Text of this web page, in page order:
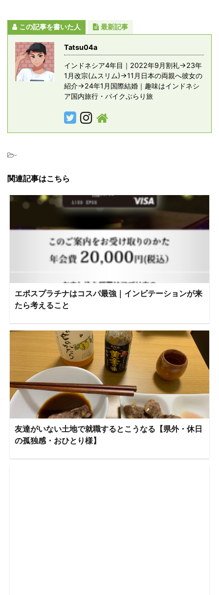
この記事を書いた人 最新記事
Tatsu04a
インドネシア4年目｜2022年9月割礼→23年
1月改宗(ムスリム)→11月日本の両親へ彼女の
紹介→24年1月国際結婚｜趣味はインドネシ
ア国内旅行・バイクぶらり旅
-
関連記事はこちら
エポスプラチナはコスパ最強｜インビテーションが来
たら考えること
友達がいない土地で就職するとこうなる【県外・休日
の孤独感・おひとり様】